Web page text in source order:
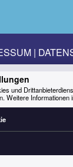
und
Weitere Informationen